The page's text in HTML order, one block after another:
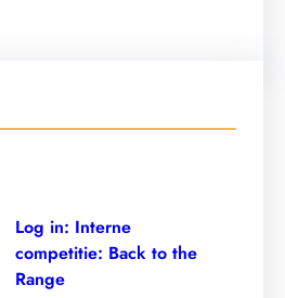
Log in: Interne
competitie: Back to the
Range